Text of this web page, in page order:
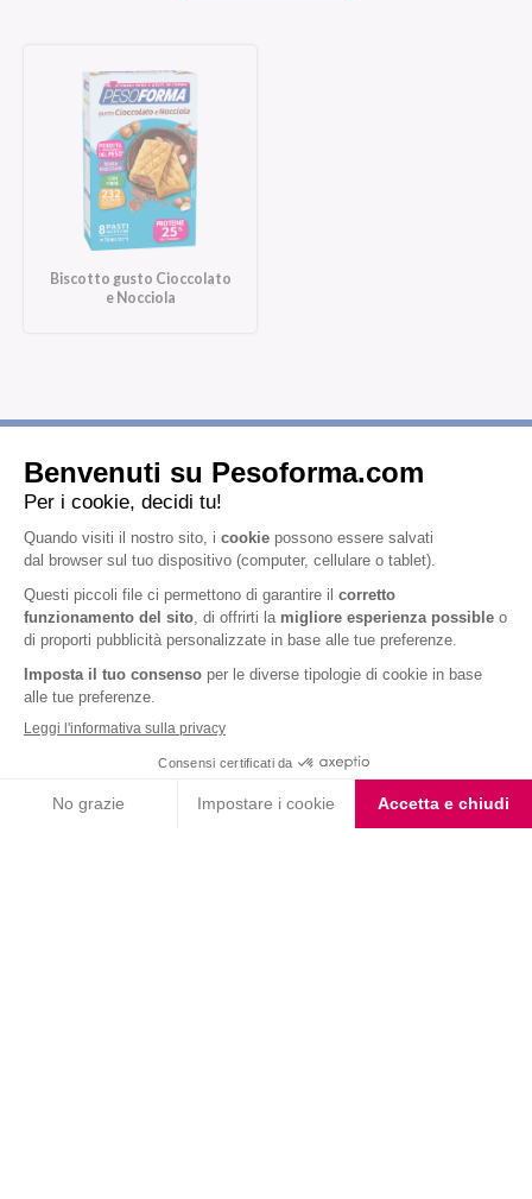
Biscotto gusto Cioccolato
e Nocciola
Iscriviti alla newsletter
informativa privacy
, acconsento all'iscrizione alla newsletter
periodica di Nutrition et Santé
Nutrition & Sante' Italia Spa